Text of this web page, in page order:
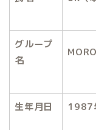
グループ
名
生年月日 1987